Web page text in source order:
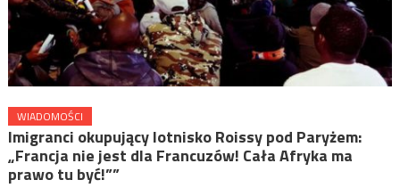
WIADOMOŚCI
Imigranci okupujący lotnisko Roissy pod Paryżem:
„Francja nie jest dla Francuzów! Cała Afryka ma
prawo tu być!””